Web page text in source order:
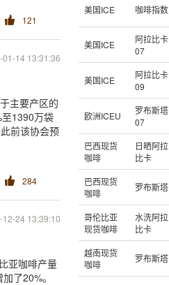
121
01-14 13:31:36
主要产区的
1390万袋
前该协会预
284
12-24 13:39:10
亚咖啡产量
了20%。
美国ICE 咖啡指数
美国ICE
阿拉比卡
07
美国ICE
阿拉比卡
09
欧洲ICEU
罗布斯塔
07
巴西现货
咖啡
日晒阿拉
比卡
巴西现货
咖啡
罗布斯塔
哥伦比亚
现货咖啡
水洗阿拉
比卡
越南现货
咖啡
罗布斯塔